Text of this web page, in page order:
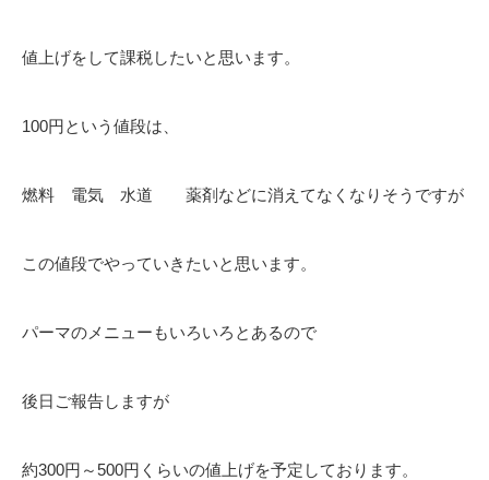
値上げをして課税したいと思います。
100円という値段は、
燃料 電気 水道 薬剤などに消えてなくなりそうですが
この値段でやっていきたいと思います。
パーマのメニューもいろいろとあるので
後日ご報告しますが
約300円～500円くらいの値上げを予定しております。